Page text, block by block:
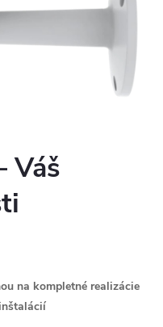
Váš
na kompletné realizácie